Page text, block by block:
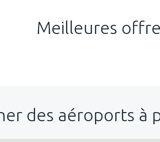
Meilleures
des aéroports